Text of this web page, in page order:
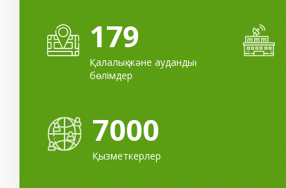
179
Қалалық және аудандық
бөлімдер
7000
Қызметкерлер